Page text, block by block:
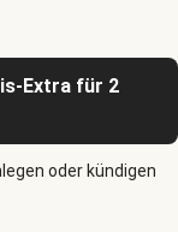
Extra für 2
oder kündigen